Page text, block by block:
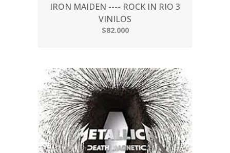
IRON MAIDEN ---- ROCK IN RIO 3
VINILOS
$82.000